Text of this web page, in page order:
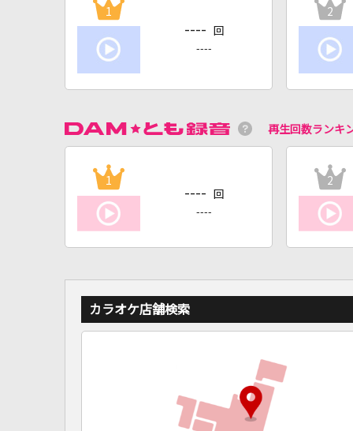
1
---- 回
----
2
再生回数ランキ
1
---- 回
----
2
カラオケ店舗検索